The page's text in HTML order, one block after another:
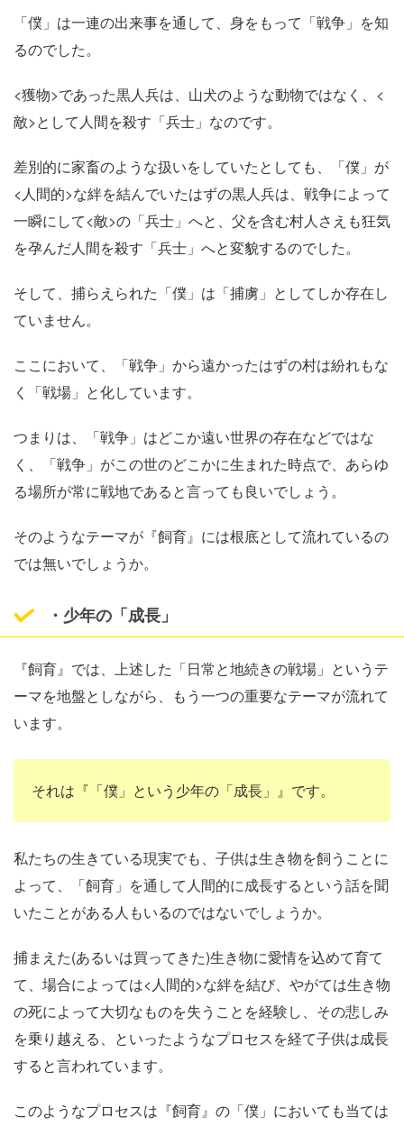
「僕」は一連の出来事を通して、身をもって「戦争」を知
るのでした。
<獲物>であった黒人兵は、山犬のような動物ではなく、<
敵>として人間を殺す「兵士」なのです。
差別的に家畜のような扱いをしていたとしても、「僕」が
<人間的>な絆を結んでいたはずの黒人兵は、戦争によって
一瞬にして<敵>の「兵士」へと、父を含む村人さえも狂気
を孕んだ人間を殺す「兵士」へと変貌するのでした。
そして、捕らえられた「僕」は「捕虜」としてしか存在し
ていません。
ここにおいて、「戦争」から遠かったはずの村は紛れもな
く「戦場」と化しています。
つまりは、「戦争」はどこか遠い世界の存在などではな
く、「戦争」がこの世のどこかに生まれた時点で、あらゆ
る場所が常に戦地であると言っても良いでしょう。
そのようなテーマが『飼育』には根底として流れているの
では無いでしょうか。
・少年の「成長」
『飼育』では、上述した「日常と地続きの戦場」というテ
ーマを地盤としながら、もう一つの重要なテーマが流れて
います。
それは『「僕」という少年の「成長」』です。
私たちの生きている現実でも、子供は生き物を飼うことに
よって、「飼育」を通して人間的に成長するという話を聞
いたことがある人もいるのではないでしょうか。
捕まえた(あるいは買ってきた)生き物に愛情を込めて育て
て、場合によっては<人間的>な絆を結び、やがては生き物
の死によって大切なものを失うことを経験し、その悲しみ
を乗り越える、といったようなプロセスを経て子供は成長
すると言われています。
このようなプロセスは『飼育』の「僕」においても当ては